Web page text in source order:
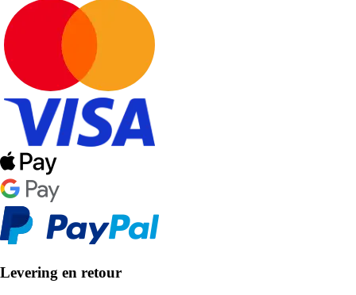
Levering en retour